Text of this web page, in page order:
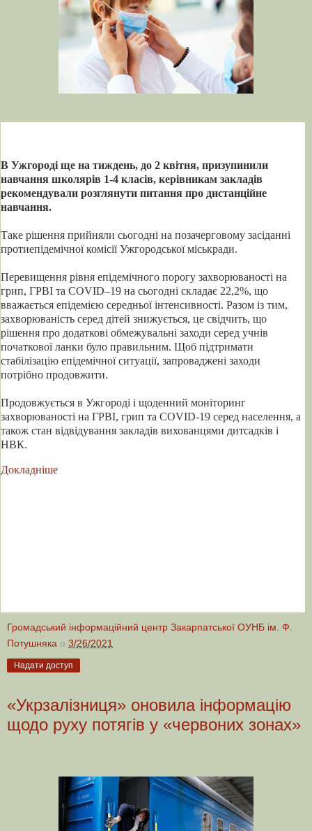
В Ужгороді ще на тиждень, до 2 квітня, призупинили
навчання школярів 1-4 класів, керівникам закладів
рекомендували розглянути питання про дистанційне
навчання.
Таке рішення прийняли сьогодні на позачерговому засіданні
протиепідемічної комісії Ужгородської міськради.
Перевищення рівня епідемічного порогу захворюваності на
грип, ГРВІ та COVID–19 на сьогодні складає 22,2%, що
вважається епідемією середньої інтенсивності. Разом із тим,
захворюваність серед дітей знижується, це свідчить, що
рішення про додаткові обмежувальні заходи серед учнів
початкової ланки було правильним. Щоб підтримати
стабілізацію епідемічної ситуації, запроваджені заходи
потрібно продовжити.
Продовжується в Ужгороді і щоденний моніторинг
захворюваності на ГРВІ, грип та COVID-19 серед населення, а
також стан відвідування закладів вихованцями дитсадків і
НВК.
Докладніше
Громадський інформаційний центр Закарпатської ОУНБ ім. Ф.
Потушняка о 3/26/2021
Надати доступ
«Укрзалізниця» оновила інформацію
щодо руху потягів у «червоних зонах»